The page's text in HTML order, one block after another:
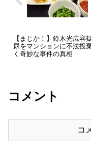
【まじか！】鈴木光広容
尿をマンションに不法投
く奇妙な事件の真相
コメント
コ